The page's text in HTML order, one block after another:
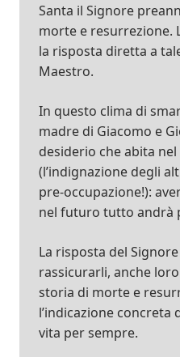
Santa il Signore
morte e resurrezione.
la risposta diretta a
Maestro.
In questo clima di
madre di Giacomo e
desiderio che abita
(l’indignazione degli
pre-occupazione!):
nel futuro tutto andrà
La risposta del
rassicurarli, anche
storia di morte e
l’indicazione concreta
vita per sempre.